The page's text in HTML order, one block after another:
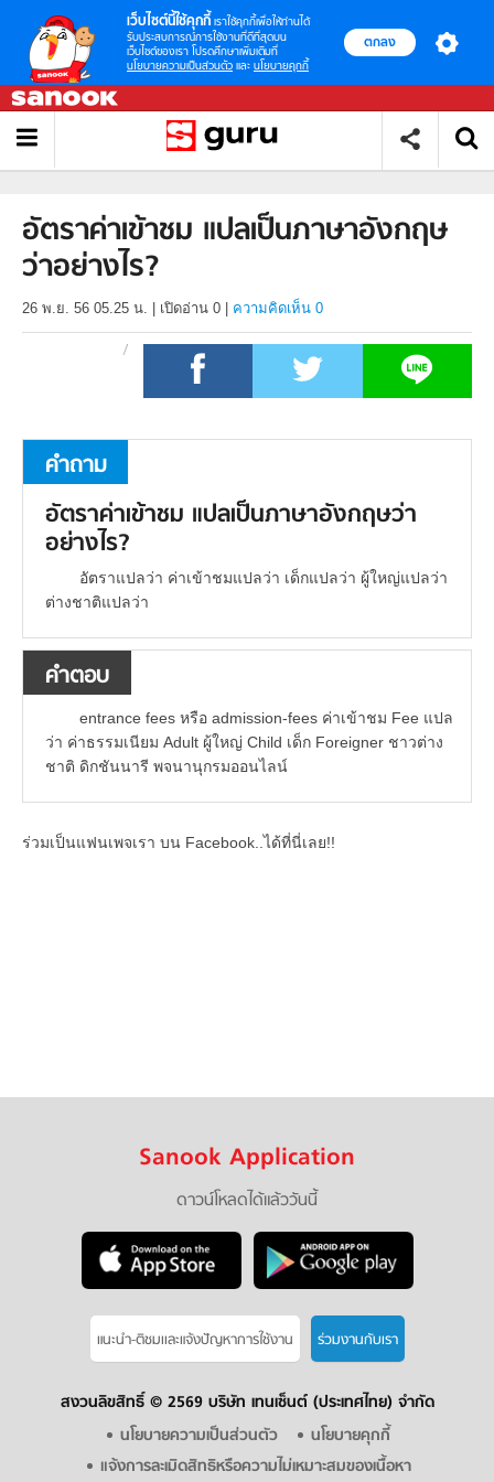
เว็บไซต์นี้ใช้คุกกี้ เราใช้คุกกี้เพื่อให้ท่านได้
รับประสบการณ์การใช้งานที่ดีที่สุดบน
เว็บไซต์ของเรา โปรดศึกษาเพิ่มเติมที่
นโยบายความเป็นส่วนตัว และ นโยบายคุกกี้
ตกลง
อัตราค่าเข้าชม แปลเป็นภาษาอังกฤษ
ว่าอย่างไร?
26 พ.ย. 56 05.25 น. เปิดอ่าน 0 ความคิดเห็น 0
คำถาม
อัตราค่าเข้าชม แปลเป็นภาษาอังกฤษว่า
อย่างไร?
อัตราแปลว่า ค่าเข้าชมแปลว่า เด็กแปลว่า ผู้ใหญ่แปลว่า
ต่างชาติแปลว่า
คำตอบ
entrance fees หรือ admission-fees ค่าเข้าชม Fee แปล
ว่า ค่าธรรมเนียม Adult ผู้ใหญ่ Child เด็ก Foreigner ชาวต่าง
ชาติ ดิกชันนารี พจนานุกรมออนไลน์
ร่วมเป็นแฟนเพจเรา บน Facebook..ได้ที่นี่เลย!!
Sanook Application
ดาวน์โหลดได้แล้ววันนี้
แนะนำ-ติชมเเละแจ้งปัญหาการใช้งาน ร่วมงานกับเรา
สงวนลิขสิทธิ์ © 2569 บริษัท เทนเซ็นต์ (ประเทศไทย) จำกัด
นโยบายความเป็นส่วนตัว
นโยบายคุกกี้
แจ้งการละเมิดสิทธิหรือความไม่เหมาะสมของเนื้อหา